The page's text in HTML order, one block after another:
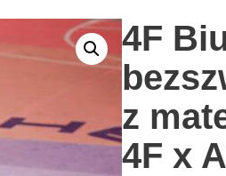
4F
z
4F x